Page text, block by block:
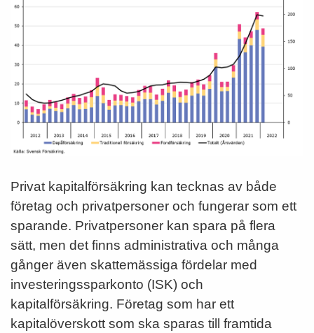
Privat kapitalförsäkring kan tecknas av både
företag och privatpersoner och fungerar som ett
sparande. Privatpersoner kan spara på flera
sätt, men det finns administrativa och många
gånger även skattemässiga fördelar med
investeringssparkonto (ISK) och
kapitalförsäkring. Företag som har ett
kapitalöverskott som ska sparas till framtida